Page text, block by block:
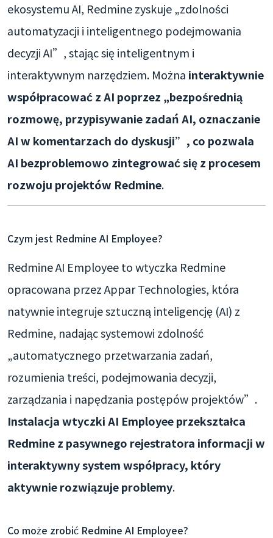
ekosystemu AI, Redmine zyskuje „zdolności
automatyzacji i inteligentnego podejmowania
decyzji AI”, stając się inteligentnym i
interaktywnym narzędziem. Można interaktywnie
współpracować z AI poprzez „bezpośrednią
rozmowę, przypisywanie zadań AI, oznaczanie
AI w komentarzach do dyskusji”, co pozwala
AI bezproblemowo zintegrować się z procesem
rozwoju projektów Redmine.
Czym jest Redmine AI Employee?
Redmine AI Employee to wtyczka Redmine
opracowana przez Appar Technologies, która
natywnie integruje sztuczną inteligencję (AI) z
Redmine, nadając systemowi zdolność
„automatycznego przetwarzania zadań,
rozumienia treści, podejmowania decyzji,
zarządzania i napędzania postępów projektów”.
Instalacja wtyczki AI Employee przekształca
Redmine z pasywnego rejestratora informacji w
interaktywny system współpracy, który
aktywnie rozwiązuje problemy.
Co może zrobić Redmine AI Employee?